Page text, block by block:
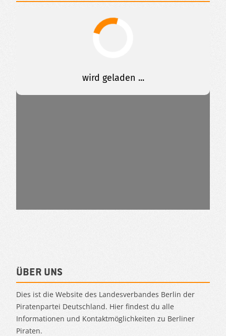
Über uns
Dies ist die Website des Landesverbandes Berlin der
Piratenpartei Deutschland. Hier findest du alle
Informationen und Kontaktmöglichkeiten zu Berliner
Piraten.